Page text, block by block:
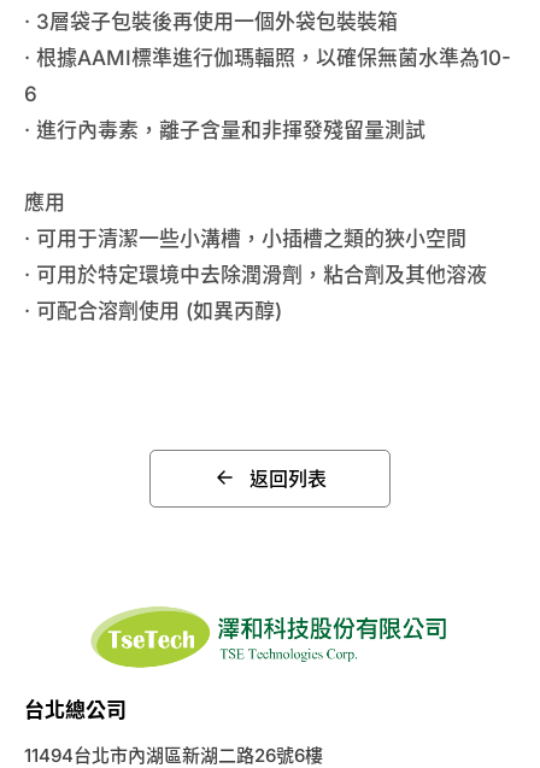
· 3層袋子包裝後再使用一個外袋包裝裝箱
· 根據AAMI標準進行伽瑪輻照，以確保無菌水準為10-
6
· 進行內毒素，離子含量和非揮發殘留量測試
應用
· 可用于清潔一些小溝槽，小插槽之類的狹小空間
· 可用於特定環境中去除潤滑劑，粘合劑及其他溶液
· 可配合溶劑使用 (如異丙醇)
返回列表
台北總公司
11494台北市內湖區新湖二路26號6樓